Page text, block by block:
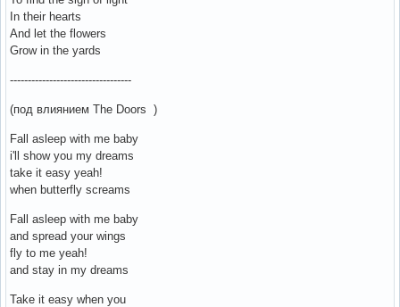
In their hearts
And let the flowers
Grow in the yards
----------------------------------
(под влиянием The Doors )
Fall asleep with me baby
i'll show you my dreams
take it easy yeah!
when butterfly screams
Fall asleep with me baby
and spread your wings
fly to me yeah!
and stay in my dreams
Take it easy when you